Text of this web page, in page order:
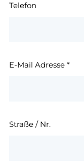
Telefon
E-Mail Adresse *
Straße / Nr.